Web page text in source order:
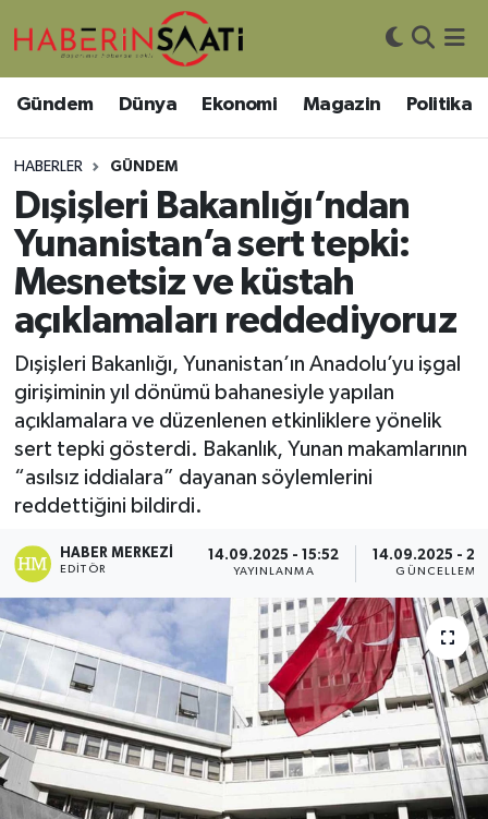
Gündem Dünya Ekonomi Magazin Politika
HABERLER GÜNDEM
Dışişleri Bakanlığı’ndan
Yunanistan’a sert tepki:
Mesnetsiz ve küstah
açıklamaları reddediyoruz
Dışişleri Bakanlığı, Yunanistan’ın Anadolu’yu işgal
girişiminin yıl dönümü bahanesiyle yapılan
açıklamalara ve düzenlenen etkinliklere yönelik
sert tepki gösterdi. Bakanlık, Yunan makamlarının
“asılsız iddialara” dayanan söylemlerini
reddettiğini bildirdi.
HABER MERKEZI
EDITÖR
14.09.2025 - 15:52
YAYINLANMA
14.09.2025 -
GÜNCELLEME
Asayiş
Bilim ve Teknoloji
Çevre
DIŞ HABER
Dünya
Eğitim
Ekonomi
Genel
Kültür-Sanat
Magazin
Podcast
Politika
Nöbetçi Eczaneler
Hava Durumu
Trafik Durumu
Süper Lig Puan Durumu ve Fikstür
Tüm Manşetler
Son Dakika Haberleri
Haber Arşivi